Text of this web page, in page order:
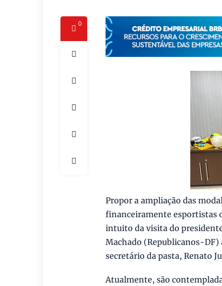
0
Propor a ampliação das
financeiramente esportistas
intuito da visita do
Machado (Republicanos-DF)
secretário da pasta, Renato
Atualmente, são